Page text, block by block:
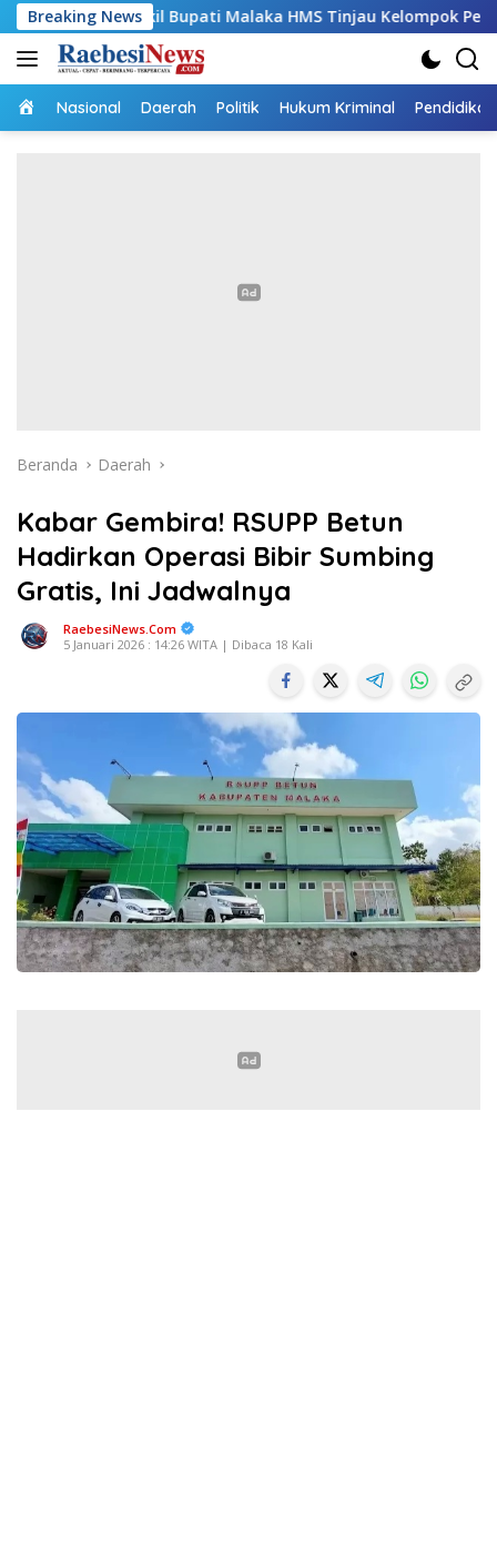
Langsung
ke
konten
Breaking News
Bupati Malaka HMS Tinjau Kelompok Peternak Babi
Home
Nasional Daerah Politik Hukum Kriminal Pendidikan
Beranda Daerah
Kabar Gembira! RSUPP Betun
Hadirkan Operasi Bibir Sumbing
Gratis, Ini Jadwalnya
RaebesiNews.Com
5 Januari 2026 : 14:26 WITA | Dibaca 18 Kali